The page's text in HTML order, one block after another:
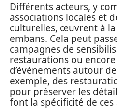
Différents acteurs, y
associations locales et
culturelles, œuvrent à
embans. Cela peut
campagnes de
restaurations ou
d’événements autour
exemple, des
pour préserver les
font la spécificité de ces